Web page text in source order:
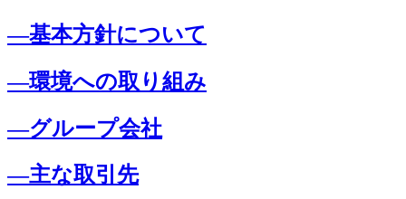
―基本方針について
―環境への取り組み
―グループ会社
―主な取引先